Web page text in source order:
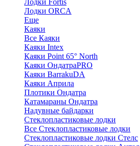
Лодки Fortis
Лодки ORCA
Еще
Каяки
Все Каяки
Каяки Intex
Каяки Point 65° North
Каяки ОндатраPRO
Каяки BarrakuDA
Каяки Априла
Плотики Ондатра
Катамараны Ондатра
Надувные байдарки
Стеклопластиковые лодки
Все Стеклопластиковые лодки
Стеклопластиковые лодки Стелс